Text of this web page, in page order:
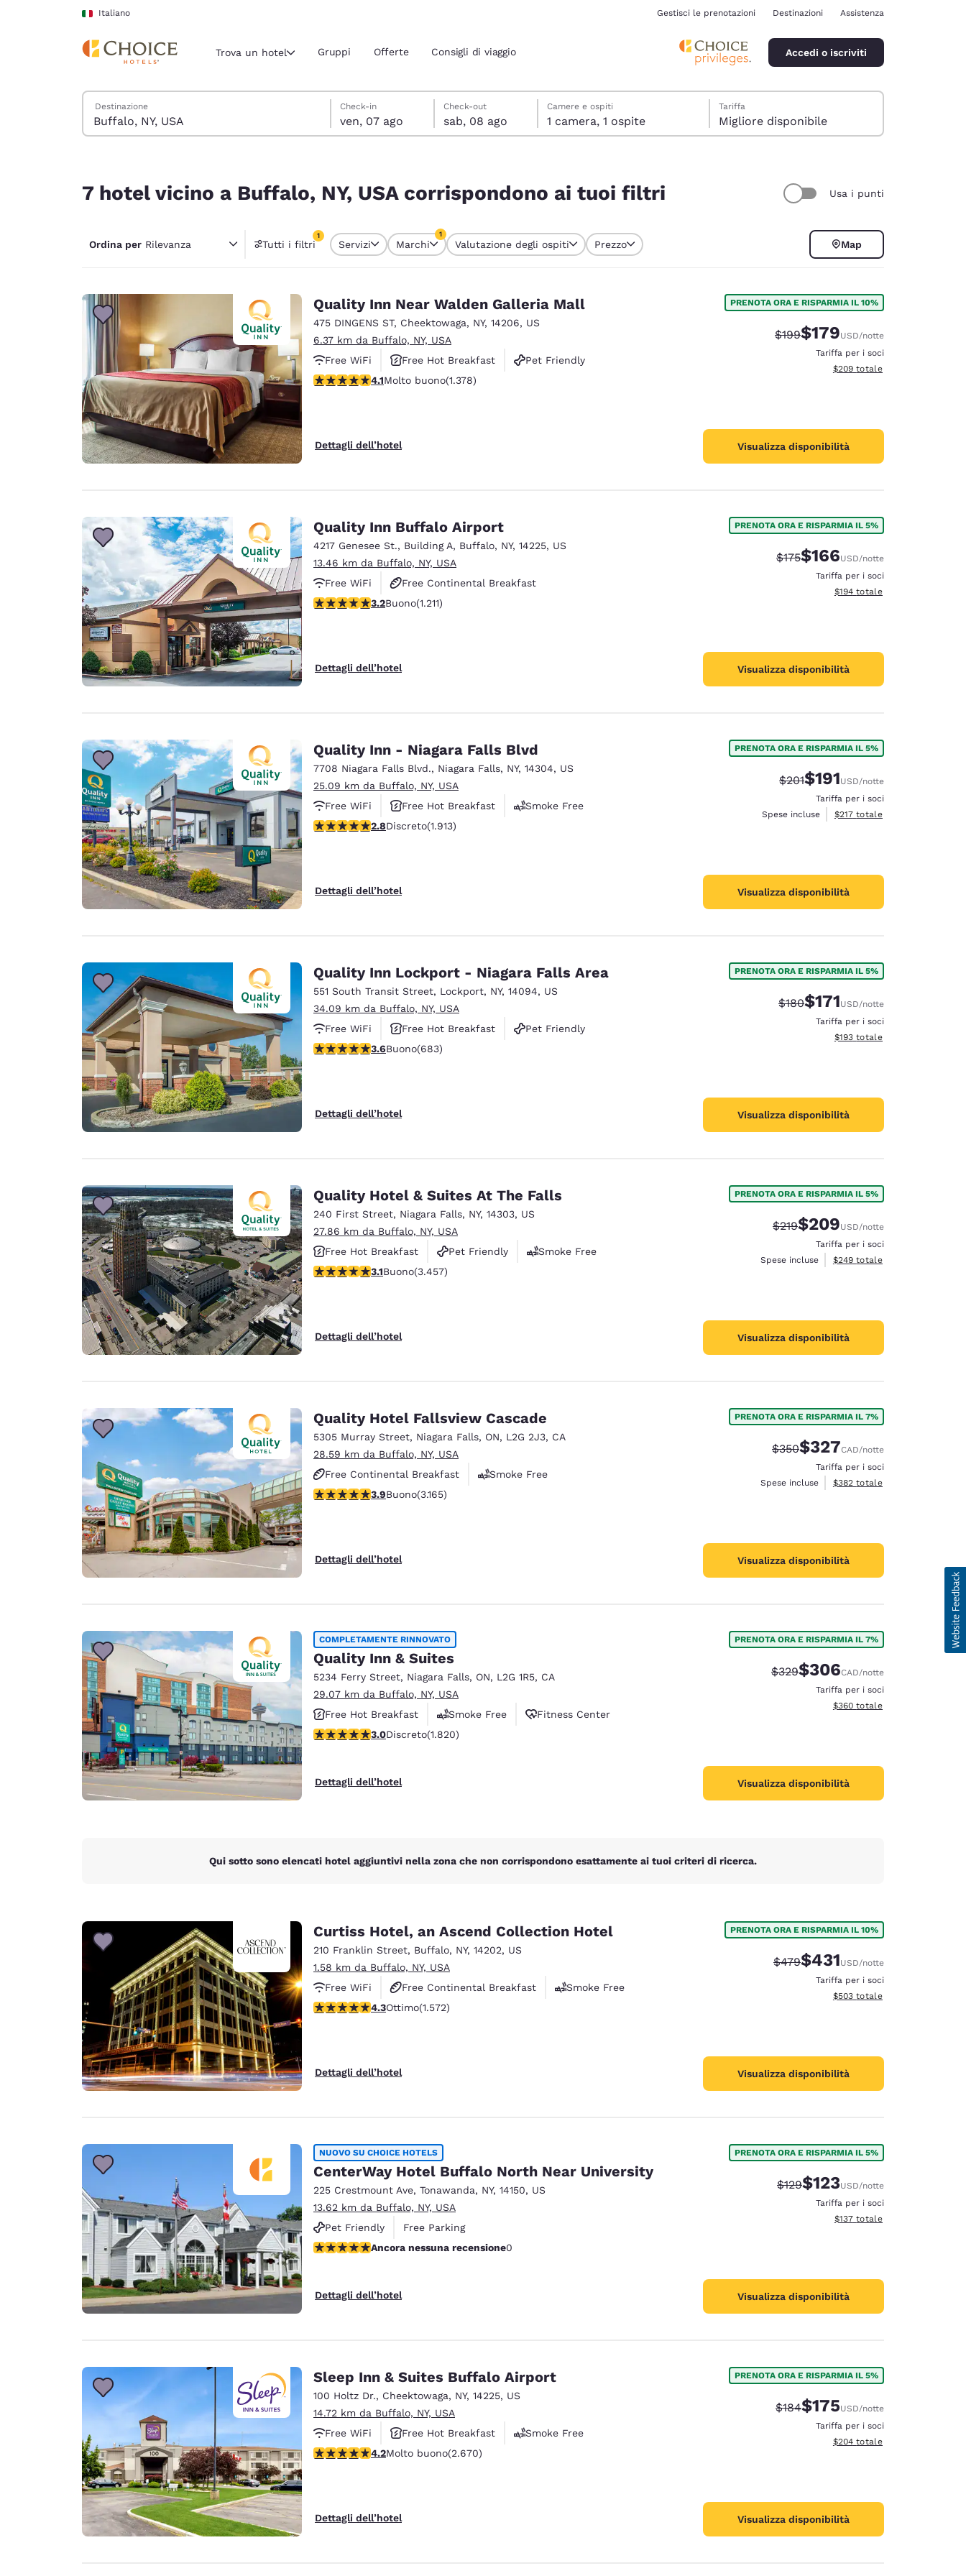
Vai A Contenuto Principale
Italiano
Regione e posizione attuali
Americhe
United States
English
Estados Unidos
Español Español
Français
México
Español
Europa
Deutschland
Deutsch
Spain
English
United Kingdom
English
Asia-Pacifico
Australia
English
India
English
Gestisci le prenotazioni Destinazioni Assistenza
Trova un hotel Gruppi Offerte Consigli di viaggio Accedi o iscriviti
Cerca hotel
Destinazione
venerdì 7 agosto
Check-in
ven, 07 ago
sabato 8 agosto
Check-out
sab, 08 ago
sabato 8 agosto data di check-out selezionata
venerdì 7 agosto data di check-in selezionata
Camere e ospiti
1 camera, 1 ospite
Tariffa
Migliore disponibile
7 hotel vicino a Buffalo, NY, USA corrispondono ai tuoi filtri Usa i punti
Ordina per Rilevanza Tutti i filtri
1
1 filtro attualmente selezionato
Servizi Marchi
1
Valutazione degli ospiti Prezzo Map
Quality Inn Near Walden Galleria Mall
475 DINGENS ST, Cheektowaga, NY, 14206, US
6.37 km da Buffalo, NY, USA
Free WiFi
Free Hot Breakfast
Pet Friendly
Valutazione di 4.12 stelle. Molto buono. 1378 recensioni
4.1Molto buono(1.378)
Dettagli dell’hotel
PRENOTA ORA E RISPARMIA IL 10%
Tariffa di barratura:
$199Tariffa scontata:
$179USD/notte
Tariffa per i soci
Visualizza i dettagli totali
$209 totale
Visualizza disponibilità
Quality Inn Buffalo Airport
4217 Genesee St., Building A, Buffalo, NY, 14225, US
13.46 km da Buffalo, NY, USA
Free WiFi
Free Continental Breakfast
Free Hot Breakfast
Valutazione di 3.2 stelle. Buono. 1211 recensioni
3.2Buono(1.211)
Dettagli dell’hotel
PRENOTA ORA E RISPARMIA IL 5%
Tariffa di barratura:
$175Tariffa scontata:
$166USD/notte
Tariffa per i soci
Visualizza i dettagli totali
$194 totale
Visualizza disponibilità
Quality Inn - Niagara Falls Blvd
7708 Niagara Falls Blvd., Niagara Falls, NY, 14304, US
25.09 km da Buffalo, NY, USA
Free WiFi
Free Hot Breakfast
Smoke Free
Valutazione di 2.79 stelle. Discreto. 1913 recensioni
2.8Discreto(1.913)
Dettagli dell’hotel
PRENOTA ORA E RISPARMIA IL 5%
Tariffa di barratura:
$201Tariffa scontata:
$191USD/notte
Tariffa per i soci
Spese incluse
Visualizza i dettagli totali
$217 totale
Visualizza disponibilità
Quality Inn Lockport - Niagara Falls Area
551 South Transit Street, Lockport, NY, 14094, US
34.09 km da Buffalo, NY, USA
Free WiFi
Free Hot Breakfast
Pet Friendly
Valutazione di 3.59 stelle. Buono. 683 recensioni
3.6Buono(683)
Dettagli dell’hotel
PRENOTA ORA E RISPARMIA IL 5%
Tariffa di barratura:
$180Tariffa scontata:
$171USD/notte
Tariffa per i soci
Visualizza i dettagli totali
$193 totale
Visualizza disponibilità
Quality Hotel & Suites At The Falls
240 First Street, Niagara Falls, NY, 14303, US
27.86 km da Buffalo, NY, USA
Free Hot Breakfast
Pet Friendly
Smoke Free
Valutazione di 3.14 stelle. Buono. 3457 recensioni
3.1Buono(3.457)
Dettagli dell’hotel
PRENOTA ORA E RISPARMIA IL 5%
Tariffa di barratura:
$219Tariffa scontata:
$209USD/notte
Tariffa per i soci
Spese incluse
Visualizza i dettagli totali
$249 totale
Visualizza disponibilità
Quality Hotel Fallsview Cascade
5305 Murray Street, Niagara Falls, ON, L2G 2J3, CA
28.59 km da Buffalo, NY, USA
Free Continental Breakfast
Smoke Free
Business Center
Valutazione di 3.9 stelle. Buono. 3165 recensioni
3.9Buono(3.165)
Dettagli dell’hotel
PRENOTA ORA E RISPARMIA IL 7%
Tariffa di barratura:
$350Tariffa scontata:
$327CAD/notte
Tariffa per i soci
Spese incluse
Visualizza i dettagli totali
$382 totale
Visualizza disponibilità
COMPLETAMENTE RINNOVATO
Quality Inn & Suites
5234 Ferry Street, Niagara Falls, ON, L2G 1R5, CA
29.07 km da Buffalo, NY, USA
Free Hot Breakfast
Smoke Free
Fitness Center
Valutazione di 2.96 stelle. Discreto. 1820 recensioni
3.0Discreto(1.820)
Dettagli dell’hotel
PRENOTA ORA E RISPARMIA IL 7%
Tariffa di barratura:
$329Tariffa scontata:
$306CAD/notte
Tariffa per i soci
Visualizza i dettagli totali
$360 totale
Visualizza disponibilità
Qui sotto sono elencati hotel aggiuntivi nella zona che non corrispondono esattamente ai tuoi criteri di ricerca.
Curtiss Hotel, an Ascend Collection Hotel
210 Franklin Street, Buffalo, NY, 14202, US
1.58 km da Buffalo, NY, USA
Free WiFi
Free Continental Breakfast
Smoke Free
Valutazione di 4.32 stelle. Ottimo. 1572 recensioni
4.3Ottimo(1.572)
Dettagli dell’hotel
PRENOTA ORA E RISPARMIA IL 10%
Tariffa di barratura:
$479Tariffa scontata:
$431USD/notte
Tariffa per i soci
Visualizza i dettagli totali
$503 totale
Visualizza disponibilità
NUOVO SU CHOICE HOTELS
CenterWay Hotel Buffalo North Near University
225 Crestmount Ave, Tonawanda, NY, 14150, US
13.62 km da Buffalo, NY, USA
Pet Friendly
Free Parking
Ancora nessuna recensione
Ancora nessuna recensione0
Dettagli dell’hotel
PRENOTA ORA E RISPARMIA IL 5%
Tariffa di barratura:
$129Tariffa scontata:
$123USD/notte
Tariffa per i soci
Visualizza i dettagli totali
$137 totale
Visualizza disponibilità
Sleep Inn & Suites Buffalo Airport
100 Holtz Dr., Cheektowaga, NY, 14225, US
14.72 km da Buffalo, NY, USA
Free WiFi
Free Hot Breakfast
Smoke Free
Valutazione di 4.19 stelle. Molto buono. 2670 recensioni
4.2Molto buono(2.670)
Dettagli dell’hotel
PRENOTA ORA E RISPARMIA IL 5%
Tariffa di barratura:
$184Tariffa scontata:
$175USD/notte
Tariffa per i soci
Visualizza i dettagli totali
$204 totale
Visualizza disponibilità